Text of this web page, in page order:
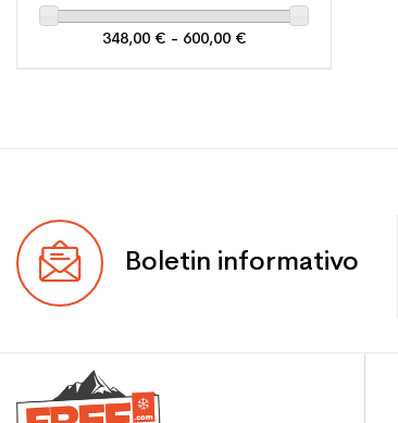
348,00 € - 600,00 €
Boletin informativo